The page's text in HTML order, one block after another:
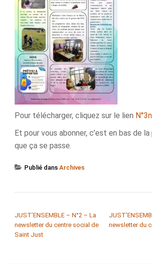
Pour télécharger, cliquez sur le lien
Et pour vous abonner, c’est en bas de la
que ça se passe.
Publié dans Archives
JUST’ENSEMBLE – N°2 – La
newsletter du centre social de
Saint Just
newsletter du